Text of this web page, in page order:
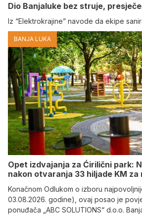
Dio Banjaluke bez struje,
Iz “Elektrokrajine” navode da ekipe
BANJA LUKA
Opet izdvajanja za Ćirilični park:
nakon otvaranja 33 hiljade KM za
Konačnom Odlukom o izboru
03.08.2026. godine), ovaj posao je
ponuđača „ABC SOLUTIONS“ d.o.o.